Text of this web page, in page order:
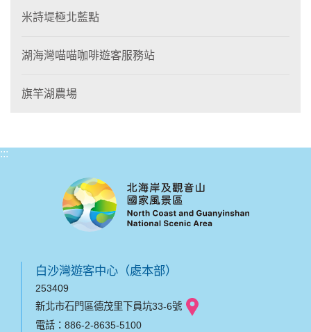
米詩堤極北藍點
湖海灣喵喵咖啡遊客服務站
旗竿湖農場
:::
白沙灣遊客中心（處本部）
253409
新北市石門區德茂里下員坑33-6號
電話：886-2-8635-5100